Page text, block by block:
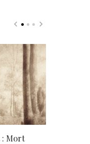
: Mort